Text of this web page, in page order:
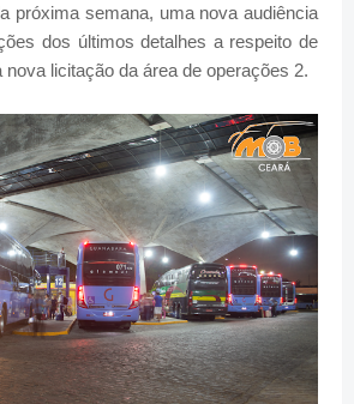
próxima semana, uma nova audiência
dos últimos detalhes a respeito de
nova licitação da área de operações 2.